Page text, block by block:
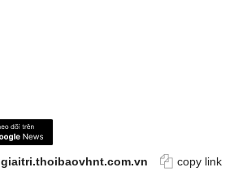
giaitri.thoibaovhnt.com.vn copy link